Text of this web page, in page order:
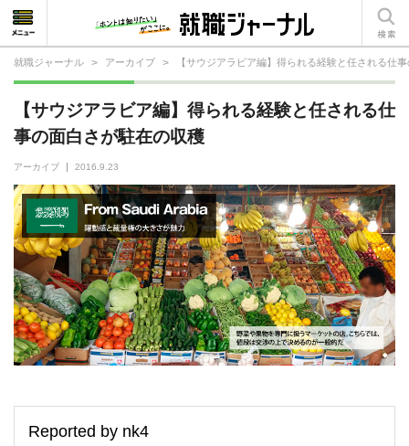
就職ジャーナル > アーカイブ > 【サウジアラビア編】得られる経験と任される仕
【サウジアラビア編】得られる経験と任される仕
事の面白さが駐在の収穫
アーカイブ 2016.9.23
Reported by nk4
就活相談
就活ノウハウ
仕事の選び方・ヒント
仕事とは？
就活コラム